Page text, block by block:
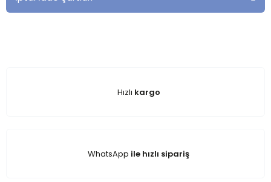
Hızlı kargo
WhatsApp ile hızlı sipariş